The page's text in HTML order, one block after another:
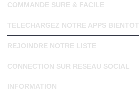
COMMANDE SURE & FACILE
TELECHARGEZ NOTRE APPS BIENTOT
REJOINDRE NOTRE LISTE
CONNECTION SUR RESEAU SOCIAL
INFORMATION